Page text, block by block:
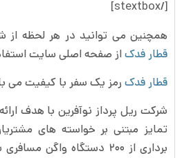
[/stextbox]
همچنین می توانید در هر لحظه از
قطار فدکاز صفحه اصلی سایت
قطار فدک رمز یک سفر با کیفیت می
شرکت ریل پرداز نوآفرین با هدف
تمایز مبتنی بر خواسته های
برداری از ۲۰۰ دستگاه